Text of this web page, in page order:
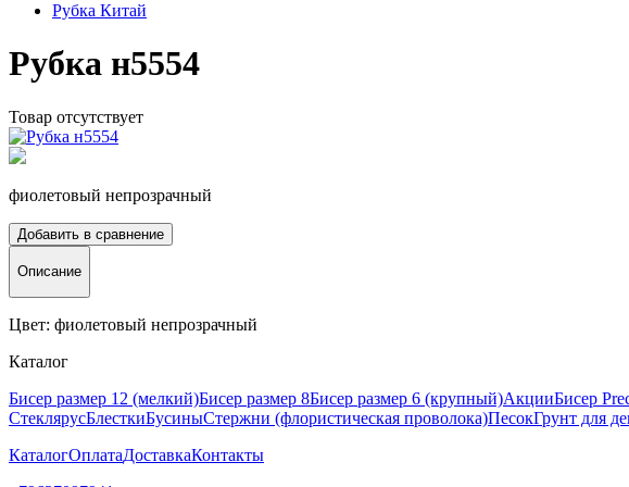
Рубка Китай
Рубка н5554
Товар отсутствует
фиолетовый непрозрачный
Добавить в сравнение
Описание
Цвет: фиолетовый непрозрачный
Каталог
Бисер размер 12 (мелкий)Бисер размер 8Бисер размер 6 (крупный)АкцииБисер
СтеклярусБлесткиБусиныСтержни (флористическая проволока)ПесокГрунт для
КаталогОплатаДоставкаКонтакты